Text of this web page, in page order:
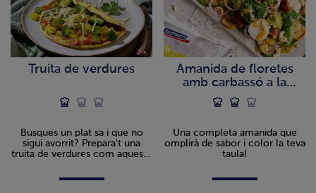
Truita de verdures
Busques un plat sa i que no
sigui avorrit? Prepara't una
truita de verdures com aquesta
Amanida de floretes
amb carbassó a la
planxa
Una completa amanida que
omplirà de sabor i color la teva
taula!